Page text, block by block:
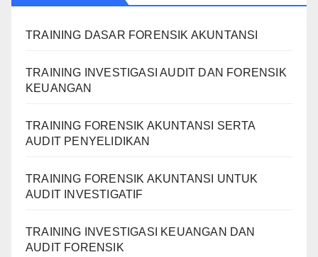
TRAINING DASAR FORENSIK AKUNTANSI
TRAINING INVESTIGASI AUDIT DAN FORENSIK
KEUANGAN
TRAINING FORENSIK AKUNTANSI SERTA
AUDIT PENYELIDIKAN
TRAINING FORENSIK AKUNTANSI UNTUK
AUDIT INVESTIGATIF
TRAINING INVESTIGASI KEUANGAN DAN
AUDIT FORENSIK